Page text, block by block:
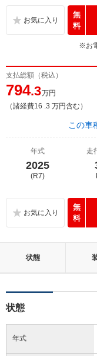
無
料
※お
支払総額（税込）
794.3万円
（諸経費16 .3 万円含む）
この車
年式
2025
(R7)
走
無
料
状態
状態
年式